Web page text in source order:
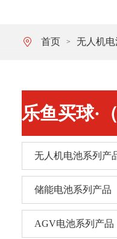
首页
> 无人机
乐鱼买球·
无人机电池系列产
储能电池系列产品
AGV电池系列产品